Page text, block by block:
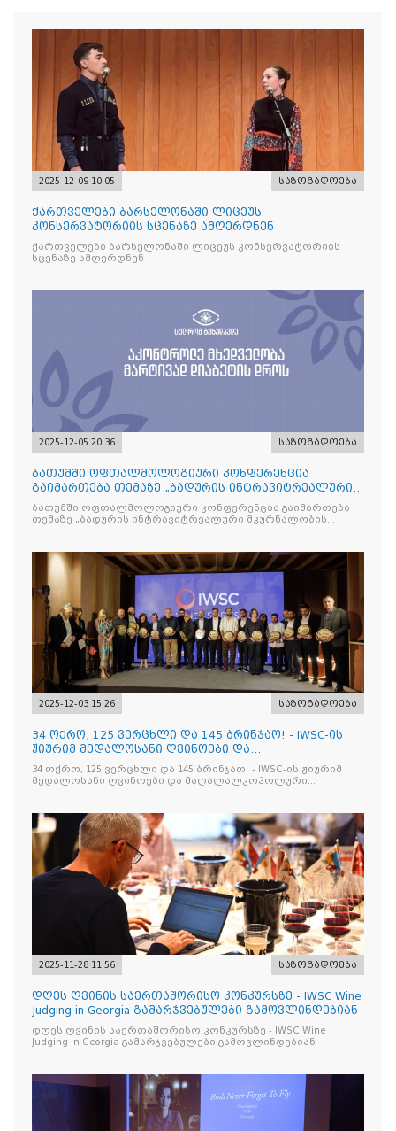
2025-12-09 10:05 საზოგადოება
ქართველები ბარსელონაში ლიცეუს
კონსერვატორიის სცენაზე ამღერდნენ
ქართველები ბარსელონაში ლიცეუს კონსერვატორიის
სცენაზე ამღერდნენ
2025-12-05 20:36 საზოგადოება
ბათუმში ოფთალმოლოგიური კონფერენცია
გაიმართება თემაზე „ბადურის ინტრავიტრეალური
მკურნალობის ოპტიმიზაცი
ბათუმში ოფთალმოლოგიური კონფერენცია გაიმართება
თემაზე „ბადურის ინტრავიტრეალური მკურნალობის
2025-12-03 15:26 საზოგადოება
34 ოქრო, 125 ვერცხლი და 145 ბრინჯაო! - IWSC-ის
ჟიურიმ მედალოსანი ღვინოები და
მაღალალკოჰოლური სასმელე
34 ოქრო, 125 ვერცხლი და 145 ბრინჯაო! - IWSC-ის ჟიურიმ
მედალოსანი ღვინოები და მაღალალკოჰოლური
2025-11-28 11:56 საზოგადოება
დღეს ღვინის საერთაშორისო კონკურსზე - IWSC Wine
Judging in Georgia გამარჯვებულები გამოვლინდებიან
დღეს ღვინის საერთაშორისო კონკურსზე - IWSC Wine
Judging in Georgia გამარჯვებულები გამოვლინდებიან